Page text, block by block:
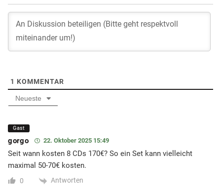
1 KOMMENTAR
Neueste
Gast
gorgo 22. Oktober 2025 15:49
Seit wann kosten 8 CDs 170€? So ein Set kann vielleicht
maximal 50-70€ kosten.
0 Antworten